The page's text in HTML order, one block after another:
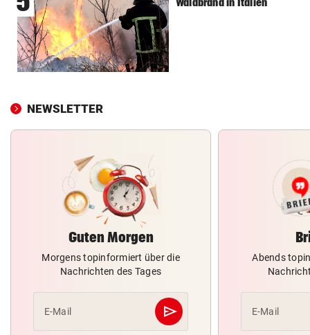
NEWSLETTER
Guten Morgen
Morgens topinformiert über die
Nachrichten des Tages
E-Mail send
Abschicken
Abends
E-Mail